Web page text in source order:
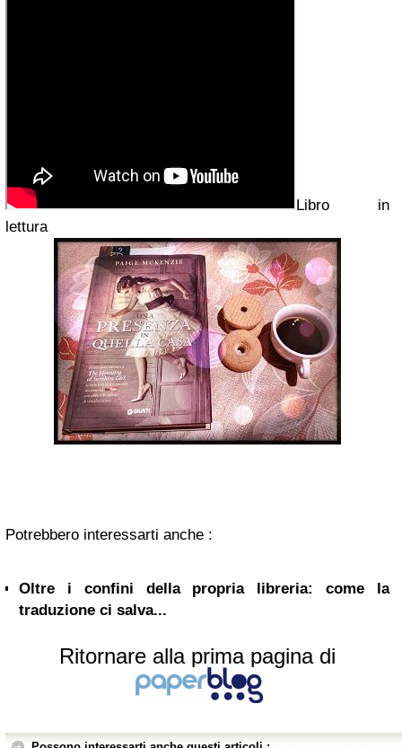
Libro in
lettura
Potrebbero interessarti anche :
Oltre i confini della propria libreria: come la
traduzione ci salva...
Ritornare alla prima pagina di